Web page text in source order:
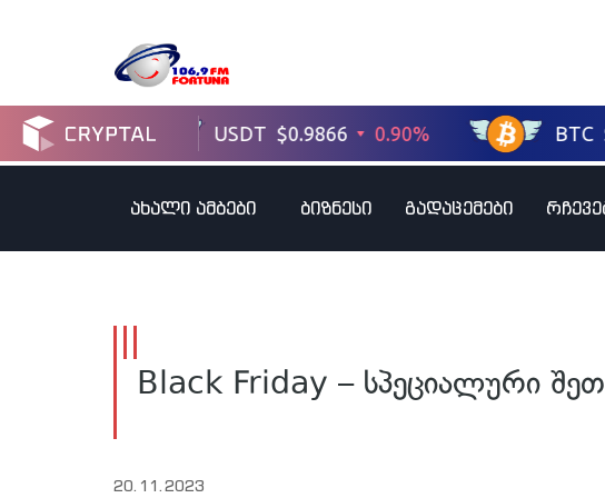
ახალი ამბები ბიზნესი გადაცემები
Black Friday – სპეციალური
20.11.2023